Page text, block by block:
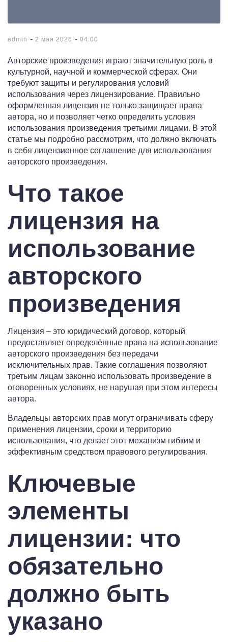
admin - 2 мая 2026 - 04:00
Авторские произведения играют значительную роль в
культурной, научной и коммерческой сферах. Они
требуют защиты и регулирования условий
использования через лицензирование. Правильно
оформленная лицензия не только защищает права
автора, но и позволяет четко определить условия
использования произведения третьими лицами. В этой
статье мы подробно рассмотрим, что должно включать
в себя лицензионное соглашение для использования
авторского произведения.
Что такое
лицензия на
использование
авторского
произведения
Лицензия – это юридический договор, который
предоставляет определённые права на использование
авторского произведения без передачи
исключительных прав. Такие соглашения позволяют
третьим лицам законно использовать произведение в
оговоренных условиях, не нарушая при этом интересы
автора.
Владельцы авторских прав могут ограничивать сферу
применения лицензии, сроки и территорию
использования, что делает этот механизм гибким и
эффективным средством правового регулирования.
Ключевые
элементы
лицензии: что
обязательно
должно быть
указано